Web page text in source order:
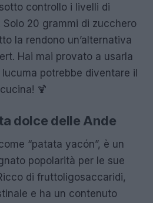
controllo i livelli di
20 grammi di zucchero
la rendono un’alternativa
Hai mai provato a usarla
potrebbe diventare il
🍹
dolce delle Ande
“patata yacón”, è un
popolarità per le sue
di fruttoligosaccaridi,
e ha un contenuto